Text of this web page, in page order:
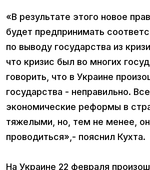
«В результате этого новое
будет предпринимать
по выводу государства из
что кризис был во многих
говорить, что в Украине
государства - неправильно.
экономические реформы в
тяжелыми, но, тем не менее,
проводиться»,- пояснил Кухта.
На Украине 22 февраля